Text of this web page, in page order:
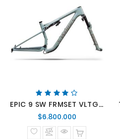
EPIC 9 SW FRMSET VLTGSTPRL/AGVE/DSRTMET M
$6.800.000Precio
normal
Precio